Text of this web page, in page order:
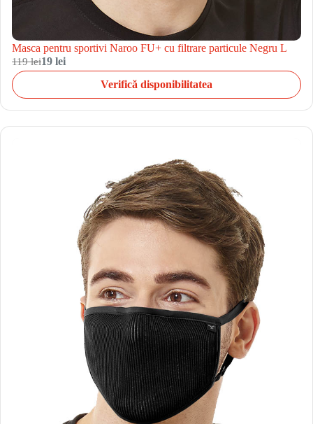
Masca pentru sportivi Naroo FU+ cu filtrare particule Negru L
119 lei19 lei
Verifică disponibilitatea